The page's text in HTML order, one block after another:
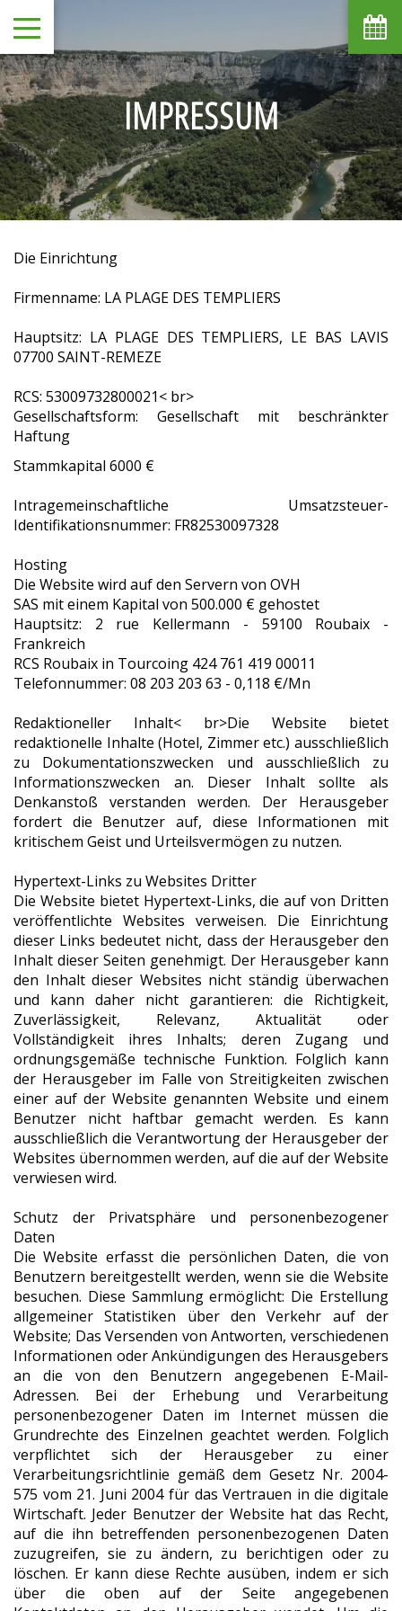
IMPRESSUM
Die Einrichtung
Firmenname: LA PLAGE DES TEMPLIERS
Hauptsitz: LA PLAGE DES TEMPLIERS, LE BAS LAVIS
07700 SAINT-REMEZE
RCS: 53009732800021< br>
Gesellschaftsform: Gesellschaft mit beschränkter
Haftung
Stammkapital 6000 €
Intragemeinschaftliche Umsatzsteuer-
Identifikationsnummer: FR82530097328
Hosting
Die Website wird auf den Servern von OVH
SAS mit einem Kapital von 500.000 € gehostet
Hauptsitz: 2 rue Kellermann - 59100 Roubaix -
Frankreich
RCS Roubaix in Tourcoing 424 761 419 00011
Telefonnummer: 08 203 203 63 - 0,118 €/Mn
Redaktioneller Inhalt< br>Die Website bietet
redaktionelle Inhalte (Hotel, Zimmer etc.) ausschließlich
zu Dokumentationszwecken und ausschließlich zu
Informationszwecken an. Dieser Inhalt sollte als
Denkanstoß verstanden werden. Der Herausgeber
fordert die Benutzer auf, diese Informationen mit
kritischem Geist und Urteilsvermögen zu nutzen.
Hypertext-Links zu Websites Dritter
Die Website bietet Hypertext-Links, die auf von Dritten
veröffentlichte Websites verweisen. Die Einrichtung
dieser Links bedeutet nicht, dass der Herausgeber den
Inhalt dieser Seiten genehmigt. Der Herausgeber kann
den Inhalt dieser Websites nicht ständig überwachen
und kann daher nicht garantieren: die Richtigkeit,
Zuverlässigkeit, Relevanz, Aktualität oder
Vollständigkeit ihres Inhalts; deren Zugang und
ordnungsgemäße technische Funktion. Folglich kann
der Herausgeber im Falle von Streitigkeiten zwischen
einer auf der Website genannten Website und einem
Benutzer nicht haftbar gemacht werden. Es kann
ausschließlich die Verantwortung der Herausgeber der
Websites übernommen werden, auf die auf der Website
verwiesen wird.
Schutz der Privatsphäre und personenbezogener
Daten
Die Website erfasst die persönlichen Daten, die von
Benutzern bereitgestellt werden, wenn sie die Website
besuchen. Diese Sammlung ermöglicht: Die Erstellung
allgemeiner Statistiken über den Verkehr auf der
Website; Das Versenden von Antworten, verschiedenen
Informationen oder Ankündigungen des Herausgebers
an die von den Benutzern angegebenen E-Mail-
Adressen. Bei der Erhebung und Verarbeitung
personenbezogener Daten im Internet müssen die
Grundrechte des Einzelnen geachtet werden. Folglich
verpflichtet sich der Herausgeber zu einer
Verarbeitungsrichtlinie gemäß dem Gesetz Nr. 2004-
575 vom 21. Juni 2004 für das Vertrauen in die digitale
Wirtschaft. Jeder Benutzer der Website hat das Recht,
auf die ihn betreffenden personenbezogenen Daten
zuzugreifen, sie zu ändern, zu berichtigen oder zu
löschen. Er kann diese Rechte ausüben, indem er sich
über die oben auf der Seite angegebenen